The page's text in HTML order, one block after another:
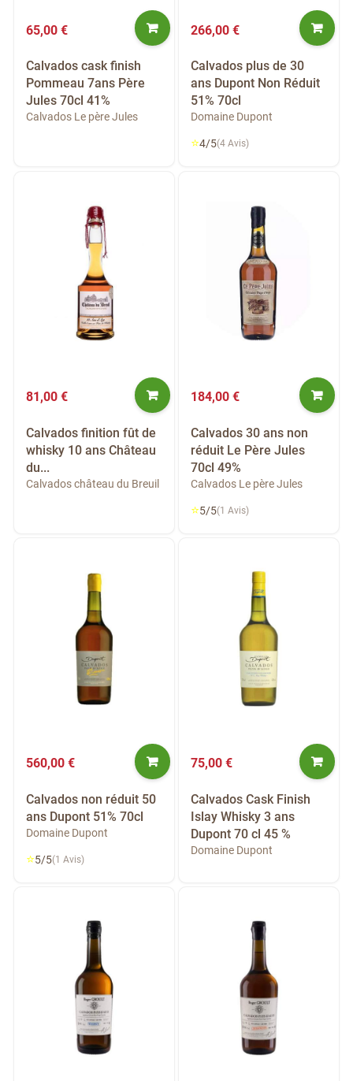
65,00 €
Calvados cask finish
Pommeau 7ans Père
Jules 70cl 41%
Calvados Le père Jules
266,00 €
Calvados plus de 30
ans Dupont Non Réduit
51% 70cl
Domaine Dupont
⭐4/5(4 Avis)
81,00 €
Calvados finition fût de
whisky 10 ans Château
du...
Calvados château du Breuil
184,00 €
Calvados 30 ans non
réduit Le Père Jules
70cl 49%
Calvados Le père Jules
⭐5/5(1 Avis)
560,00 €
Calvados non réduit 50
ans Dupont 51% 70cl
Domaine Dupont
⭐5/5(1 Avis)
75,00 €
Calvados Cask Finish
Islay Whisky 3 ans
Dupont 70 cl 45 %
Domaine Dupont